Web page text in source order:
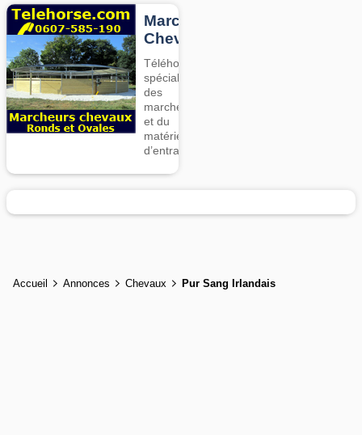
Marcheurs
Chevaux
Téléhorse,
spécialiste
des
marcheurs
et du
matériel
d’entrainement
Accueil Annonces Chevaux Pur Sang Irlandais